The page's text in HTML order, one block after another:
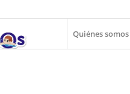
Quiénes somos